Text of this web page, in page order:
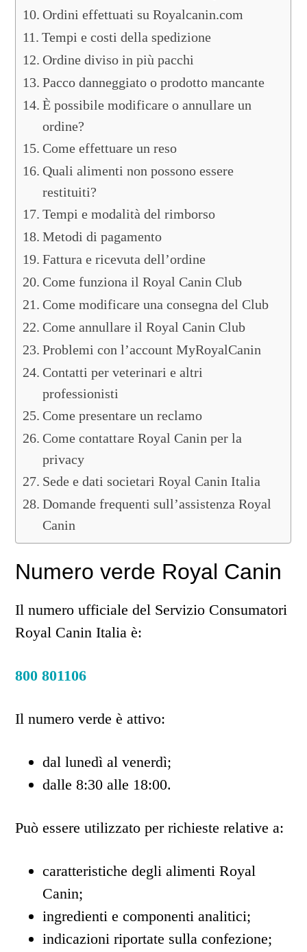
Ordini effettuati su Royalcanin.com
Tempi e costi della spedizione
Ordine diviso in più pacchi
Pacco danneggiato o prodotto mancante
È possibile modificare o annullare un
ordine?
Come effettuare un reso
Quali alimenti non possono essere
restituiti?
Tempi e modalità del rimborso
Metodi di pagamento
Fattura e ricevuta dell’ordine
Come funziona il Royal Canin Club
Come modificare una consegna del Club
Come annullare il Royal Canin Club
Problemi con l’account MyRoyalCanin
Contatti per veterinari e altri
professionisti
Come presentare un reclamo
Come contattare Royal Canin per la
privacy
Sede e dati societari Royal Canin Italia
Domande frequenti sull’assistenza Royal
Canin
Numero verde Royal Canin
Il numero ufficiale del Servizio Consumatori
Royal Canin Italia è:
800 801106
Il numero verde è attivo:
dal lunedì al venerdì;
dalle 8:30 alle 18:00.
Può essere utilizzato per richieste relative a:
caratteristiche degli alimenti Royal
Canin;
ingredienti e componenti analitici;
indicazioni riportate sulla confezione;